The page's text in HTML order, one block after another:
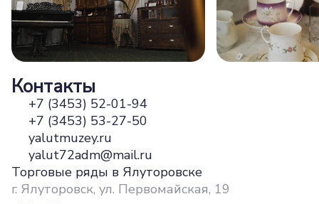
Контакты
+7 (3453) 52-01-94
+7 (3453) 53-27-50
yalutmuzey.ru
yalut72adm@mail.ru
Торговые ряды в Ялуторовске
г. Ялуторовск, ул. Первомайская, 19